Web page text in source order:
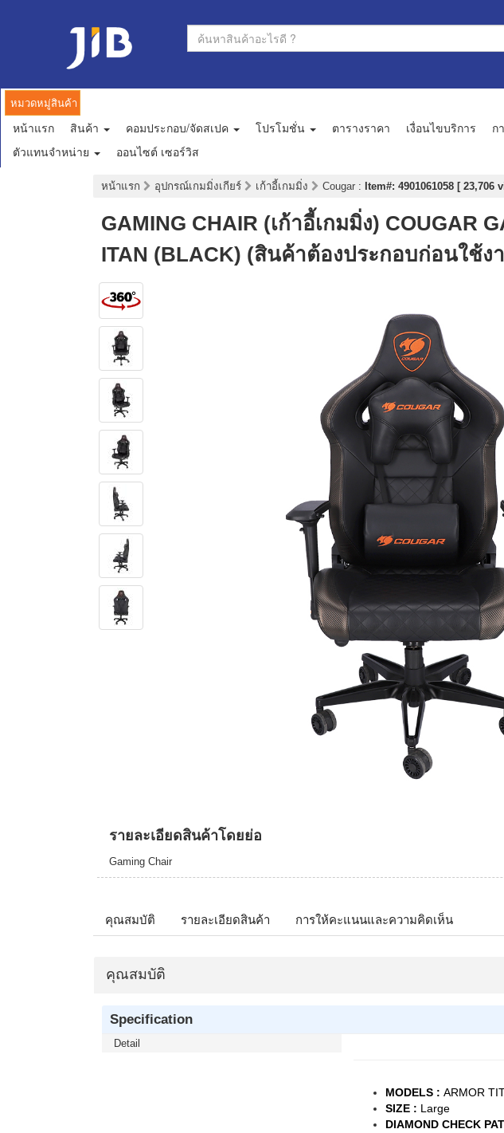
หมวดหมู่สินค้า
หน้าแรก สินค้า คอมประกอบ/จัดสเปค โปรโมชั่น ตารางราคา เงื่อนไขบริการ ก
ตัวแทนจำหน่าย
ออนไซต์ เซอร์วิส
หน้าแรก อุปกรณ์เกมมิ่งเกียร์ เก้าอี้เกมมิ่ง Cougar : Item#: 4901061058 [ 23,706
GAMING CHAIR (เก้าอี้เกมมิ่ง) COUGAR
ITAN (BLACK) (สินค้าต้องประกอบก่อนใช้ง
รายละเอียดสินค้าโดยย่อ
Gaming Chair
คุณสมบัติ รายละเอียดสินค้า การให้คะแนนและความคิดเห็น
คุณสมบัติ
Specification
Detail
MODELS :ARMOR
SIZE : Large
DIAMOND CHECK